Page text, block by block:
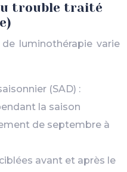
trouble traité
luminothérapie varie
(SAD) :
la saison
de septembre à
avant et après le